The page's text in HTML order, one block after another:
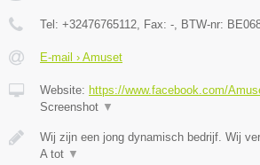
Tel: +32476765112, Fax: -, BTW-nr:
E-mail › Amuset
Website: https://www.facebook.com/
Screenshot ▼
Wij zijn een jong dynamisch bedrijf. Wij
A tot ▼